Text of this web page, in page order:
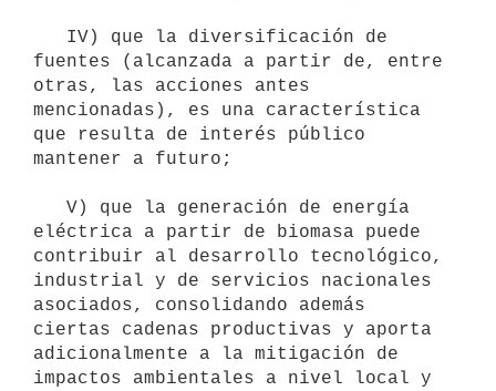
fuentes (alcanzada a partir de, entre
otras, las acciones antes
mencionadas), es una característica
que resulta de interés público
mantener a futuro;
eléctrica a partir de biomasa puede
contribuir al desarrollo tecnológico,
industrial y de servicios nacionales
asociados, consolidando además
ciertas cadenas productivas y aporta
adicionalmente a la mitigación de
impactos ambientales a nivel local y